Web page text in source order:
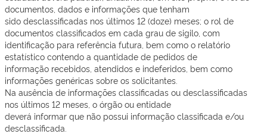
documentos, dados e informações que tenham
sido desclassificadas nos últimos 12 (doze) meses; o rol de
documentos classificados em cada grau de sigilo, com
identificação para referência futura, bem como o relatório
estatístico contendo a quantidade de pedidos de
informação recebidos, atendidos e indeferidos, bem como
informações genéricas sobre os solicitantes.
Na ausência de informações classificadas ou desclassificadas
nos últimos 12 meses, o órgão ou entidade
deverá informar que não possui informação classificada e/ou
desclassificada.